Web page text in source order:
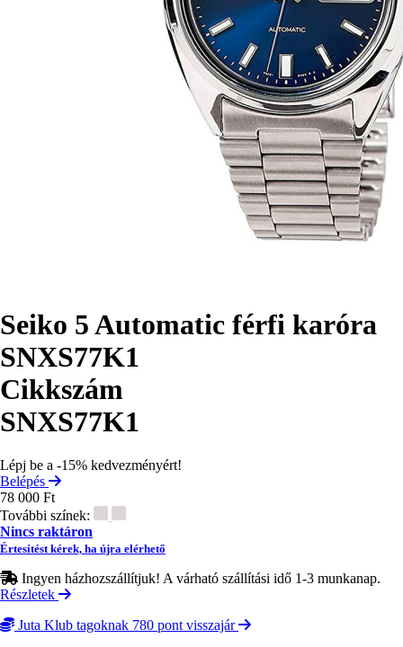
Seiko 5 Automatic férfi karóra
SNXS77K1
Cikkszám
SNXS77K1
Lépj be a -15% kedvezményért!
Belépés
78 000 Ft
További színek:
Nincs raktáron
Értesítést kérek, ha újra elérhető
Ingyen házhozszállítjuk! A várható szállítási idő 1-3 munkanap.
Részletek
Juta Klub tagoknak 780 pont visszajár